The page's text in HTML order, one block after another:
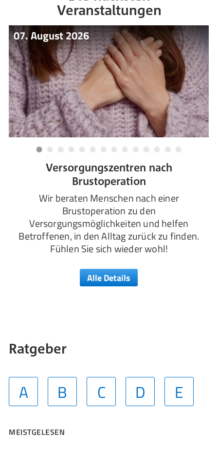
Veranstaltungen
07. August 2026
Versorgungszentren nach
Brustoperation
Wir beraten Menschen nach einer
Brustoperation zu den
Versorgungsmöglichkeiten und helfen
Betroffenen, in den Alltag zurück zu finden.
Fühlen Sie sich wieder wohl!
Alle Details
Ratgeber
A B C D E
MEISTGELESEN